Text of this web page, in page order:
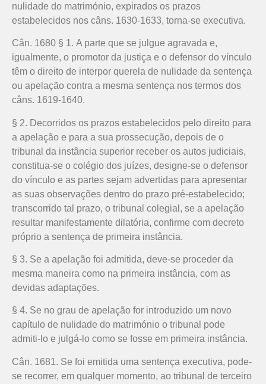
nulidade do matrimónio, expirados os prazos
estabelecidos nos câns. 1630-1633, torna-se executiva.
Cân. 1680 § 1. A parte que se julgue agravada e,
igualmente, o promotor da justiça e o defensor do vínculo
têm o direito de interpor querela de nulidade da sentença
ou apelação contra a mesma sentença nos termos dos
câns. 1619-1640.
§ 2. Decorridos os prazos estabelecidos pelo direito para
a apelação e para a sua prossecução, depois de o
tribunal da instância superior receber os autos judiciais,
constitua-se o colégio dos juízes, designe-se o defensor
do vínculo e as partes sejam advertidas para apresentar
as suas observações dentro do prazo pré-estabelecido;
transcorrido tal prazo, o tribunal colegial, se a apelação
resultar manifestamente dilatória, confirme com decreto
próprio a sentença de primeira instância.
§ 3. Se a apelação foi admitida, deve-se proceder da
mesma maneira como na primeira instância, com as
devidas adaptações.
§ 4. Se no grau de apelação for introduzido um novo
capítulo de nulidade do matrimónio o tribunal pode
admiti-lo e julgá-lo como se fosse em primeira instância.
Cân. 1681. Se foi emitida uma sentença executiva, pode-
se recorrer, em qualquer momento, ao tribunal de terceiro